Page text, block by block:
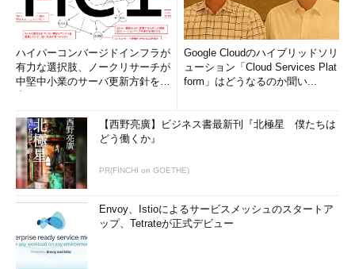
ハイパーコンバージドインフラが
有力な選択肢、ノークリサーチが
中堅中小業のサーバ更新方針を調
Google Cloudのハイブリッドソリ
ューション「Cloud Services Plat
form」はどうなるのか聞い...
【西野亮廣】ビジネス書最新刊『北極星 僕たちは
どう働くか』
PR(FINCHI on GOETHE)
Envoy、Istioによるサービスメッシュのスタートア
ップ、Tetrateが正式デビュー